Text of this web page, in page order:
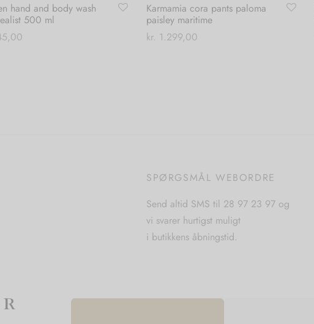
hand and body wash
500 ml
Karmamia cora pants paloma
paisley maritime
kr. 1.299,00
på
varesiden
SPØRGSMÅL WEBORDRE
Send altid SMS til 28 97 23 97 og
vi svarer hurtigst muligt
i butikkens åbningstid.